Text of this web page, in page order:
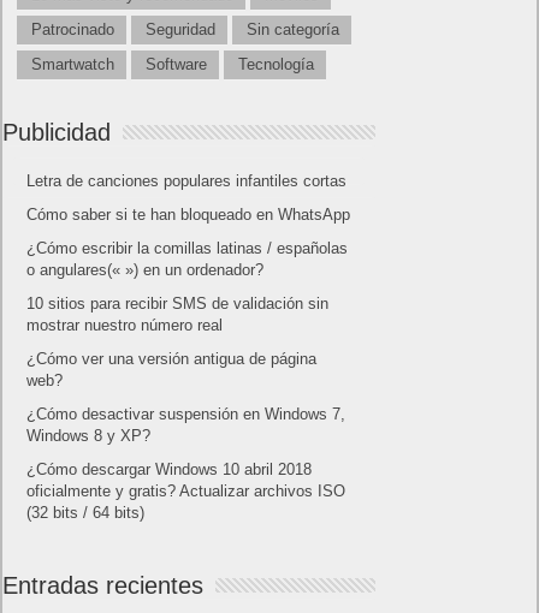
Patrocinado
Seguridad
Sin categoría
Smartwatch
Software Tecnología
Publicidad
Letra de canciones populares infantiles cortas
Cómo saber si te han bloqueado en WhatsApp
¿Cómo escribir la comillas latinas / españolas
o angulares(« ») en un ordenador?
10 sitios para recibir SMS de validación sin
mostrar nuestro número real
¿Cómo ver una versión antigua de página
web?
¿Cómo desactivar suspensión en Windows 7,
Windows 8 y XP?
¿Cómo descargar Windows 10 abril 2018
oficialmente y gratis? Actualizar archivos ISO
(32 bits / 64 bits)
Entradas recientes